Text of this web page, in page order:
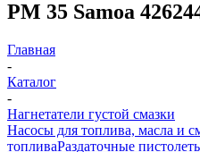
PM 35 Samoa
Главная
-
Каталог
-
Нагнетатели густой смазки
Насосы для топлива, масла и
топливаРаздаточные